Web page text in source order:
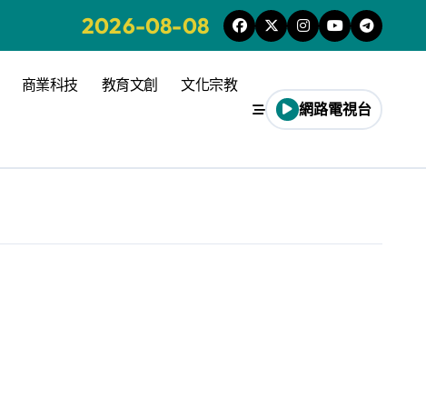
2026-08-08
商業科技 教育文創 文化宗教
網路電視台